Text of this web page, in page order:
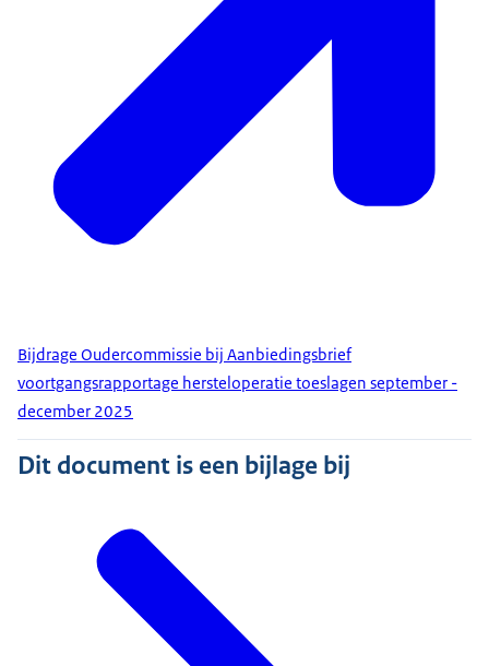
Bijdrage Oudercommissie bij Aanbiedingsbrief
voortgangsrapportage hersteloperatie toeslagen september -
december 2025
Dit document is een bijlage bij